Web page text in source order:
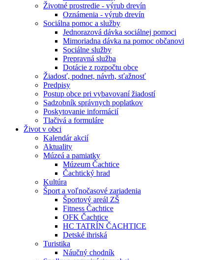
Životné prostredie - výrub drevín
Oznámenia - výrub drevín
Sociálna pomoc a služby
Jednorazová dávka sociálnej pomoci
Mimoriadna dávka na pomoc občanovi
Sociálne služby
Prepravná služba
Dotácie z rozpočtu obce
Žiadosť, podnet, návrh, sťažnosť
Predpisy
Postup obce pri vybavovaní žiadostí
Sadzobník správnych poplatkov
Poskytovanie informácií
Tlačivá a formuláre
Život v obci
Kalendár akcií
Aktuality
Múzeá a pamiatky
Múzeum Čachtice
Čachtický hrad
Kultúra
Šport a voľnočasové zariadenia
Športový areál ZŠ
Fitness Čachtice
OFK Čachtice
HC TATRÍN ČACHTICE
Detské ihriská
Turistika
Náučný chodník